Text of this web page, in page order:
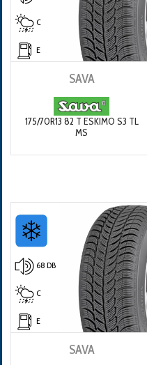
C
E
SAVA
175/70R13 82 T ESKIMO S3 TL
MS
68 DB
C
E
SAVA